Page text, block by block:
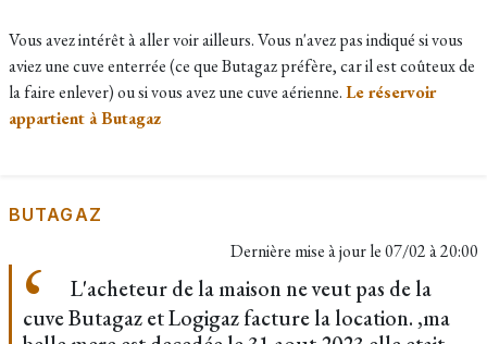
Vous avez intérêt à aller voir ailleurs. Vous n'avez pas indiqué si vous
aviez une cuve enterrée (ce que Butagaz préfère, car il est coûteux de
la faire enlever) ou si vous avez une cuve aérienne.Le réservoir
appartient à Butagaz
BUTAGAZ
Dernière mise à jour le07/02 à 20:00
L'acheteur de la maison ne veut pas de la
cuve Butagaz et Logigaz facture la location. ,ma